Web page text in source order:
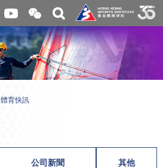
開
合
微
信
二
維
碼
關
搜
尋
體育快訊
公司新聞 其他